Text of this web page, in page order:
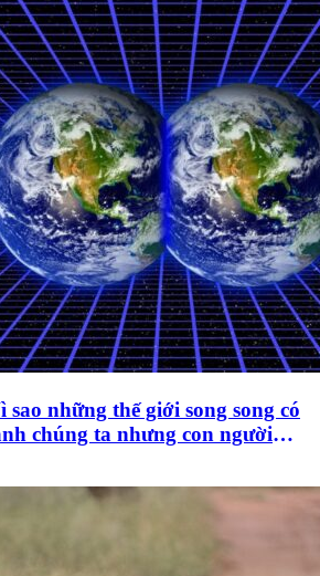
những thế giới song song có
chúng ta nhưng con người